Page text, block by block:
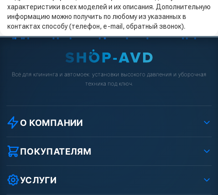
характеристики всех моделей и их описания. Дополнительную
информацию можно получить по любому из указанных в
контактах способу (телефон, e-mail, обратный звонок).
Всё для клининга и автомоек: установки высокого давления и уборочная
техника под ключ.
О КОМПАНИИ
О компании
Реквизиты ООО «Шоп АВД»
Условия соглашения
Вакансии
ПОКУПАТЕЛЯМ
Как заказать?
Оплата
УСЛУГИ
Ремонт АВД